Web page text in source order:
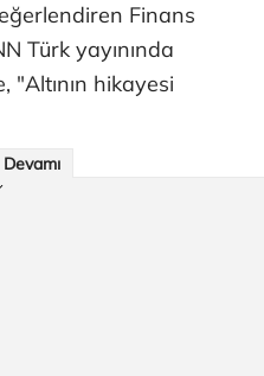
Finans
Türk yayınında
"Altının hikayesi